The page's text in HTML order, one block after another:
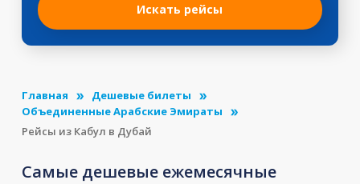
Искать рейсы
Главная
Дешевые билеты
Объединенные Арабские Эмираты
Рейсы из Кабул в Дубай
Самые дешевые ежемесячные